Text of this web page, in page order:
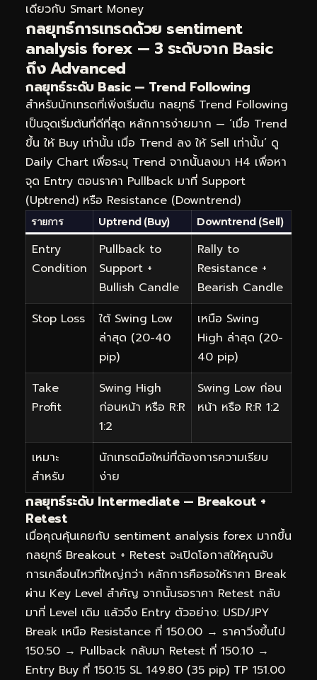
เดียวกับ Smart Money
กลยุทธ์การเทรดด้วย sentiment
analysis forex — 3 ระดับจาก Basic
ถึง Advanced
กลยุทธ์ระดับ Basic — Trend Following
สำหรับนักเทรดที่เพิ่งเริ่มต้น กลยุทธ์ Trend Following
เป็นจุดเริ่มต้นที่ดีที่สุด หลักการง่ายมาก — ‘เมื่อ Trend
ขึ้น ให้ Buy เท่านั้น เมื่อ Trend ลง ให้ Sell เท่านั้น’ ดู
Daily Chart เพื่อระบุ Trend จากนั้นลงมา H4 เพื่อหา
จุด Entry ตอนราคา Pullback มาที่ Support
(Uptrend) หรือ Resistance (Downtrend)
รายการ Uptrend (Buy) Downtrend (Sell)
Entry
Condition
Pullback to
Support +
Bullish Candle
Rally to
Resistance +
Bearish Candle
Stop Loss
ใต้ Swing Low
ล่าสุด (20-40
pip)
เหนือ Swing
High ล่าสุด (20-
40 pip)
Take
Profit
Swing High
ก่อนหน้า หรือ R:R
1:2
Swing Low ก่อน
หน้า หรือ R:R 1:2
เหมาะ
สำหรับ
นักเทรดมือใหม่ที่ต้องการความเรียบ
ง่าย
กลยุทธ์ระดับ Intermediate — Breakout +
Retest
เมื่อคุณคุ้นเคยกับ sentiment analysis forex มากขึ้น
กลยุทธ์ Breakout + Retest จะเปิดโอกาสให้คุณจับ
การเคลื่อนไหวที่ใหญ่กว่า หลักการคือรอให้ราคา Break
ผ่าน Key Level สำคัญ จากนั้นรอราคา Retest กลับ
มาที่ Level เดิม แล้วจึง Entry ตัวอย่าง: USD/JPY
Break เหนือ Resistance ที่ 150.00 → ราคาวิ่งขึ้นไป
150.50 → Pullback กลับมา Retest ที่ 150.10 →
Entry Buy ที่ 150.15 SL 149.80 (35 pip) TP 151.00